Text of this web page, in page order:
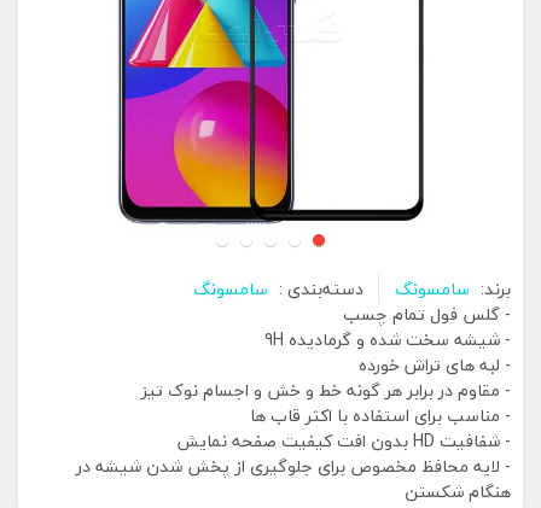
برند: سامسونگ دسته‌بندی : سامسونگ
- گلس فول تمام چسب
- شیشه سخت شده و گرمادیده 9H
- لبه های تراش خورده
- مقاوم در برابر هر گونه خط و خش و اجسام نوک تیز
- مناسب برای استفاده با اکثر قاب ها
- شفافیت HD بدون افت کیفیت صفحه نمایش
- لایه محافظ مخصوص برای جلوگیری از پخش شدن شیشه در
هنگام شکستن